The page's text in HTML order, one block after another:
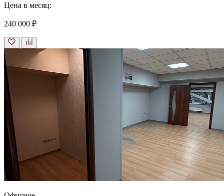
Цена в месяц:
240 000 ₽